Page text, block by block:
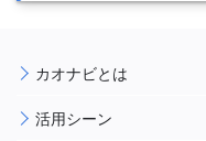
カオナビとは
活用シーン